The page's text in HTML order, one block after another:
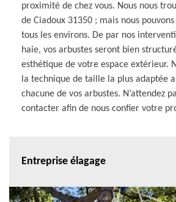
proximité de chez vous. Nous nous
de Ciadoux 31350 ; mais nous
tous les environs. De par nos
haie, vos arbustes seront bien
esthétique de votre espace extérieur.
la technique de taille la plus adaptée
chacune de vos arbustes. N’attendez
contacter afin de nous confier votre
Entreprise élagage